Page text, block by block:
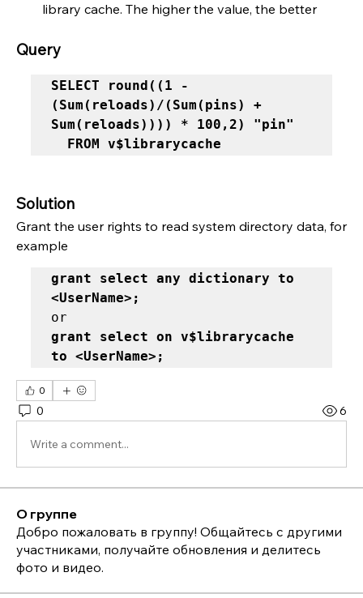
library cache. The higher the value, the better
Query
SELECT round((1 -
(Sum(reloads)/(Sum(pins) +
Sum(reloads)))) * 100,2) "pin"
  FROM v$librarycache
Solution
Grant the user rights to read system directory data, for
example
grant select any dictionary to
<UserName>;
grant select on v$librarycache
to <UserName>;
0
0 6
Write a comment...
О группе
Добро пожаловать в группу! Общайтесь с другими
участниками, получайте обновления и делитесь
фото и видео.